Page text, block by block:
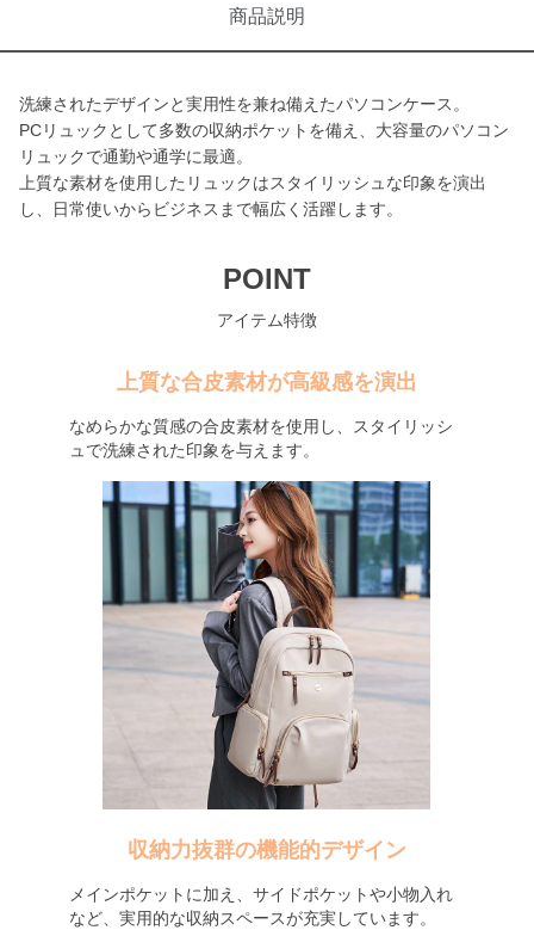
商品説明
洗練されたデザインと実用性を兼ね備えたパソコンケース。
PCリュックとして多数の収納ポケットを備え、大容量のパソコン
リュックで通勤や通学に最適。
上質な素材を使用したリュックはスタイリッシュな印象を演出
し、日常使いからビジネスまで幅広く活躍します。
POINT
アイテム特徴
上質な合皮素材が高級感を演出
なめらかな質感の合皮素材を使用し、スタイリッシ
ュで洗練された印象を与えます。
収納力抜群の機能的デザイン
メインポケットに加え、サイドポケットや小物入れ
など、実用的な収納スペースが充実しています。